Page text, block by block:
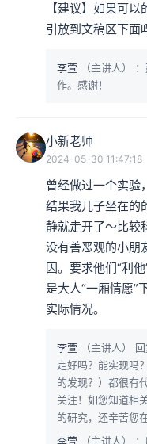
【建议】如果可
引放到文稿区下面
李萱 （主讲人）
作。感谢！
小新老师
2024-05-30 11:47:18
曾经做过一个实验
结果我儿子坐在的
静就走开了～比较
没有善恶观的小朋
因。要求他们“利
是大人“一厢情愿”
实际情况。
李萱 （主讲人）
定好吗？能实现吗
的发现？）都很有
关注！如您知道相
的研究，还辛苦您
李萱
（主讲人）